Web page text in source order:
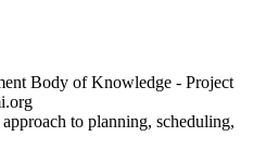
Body of Knowledge - Project
to planning, scheduling,